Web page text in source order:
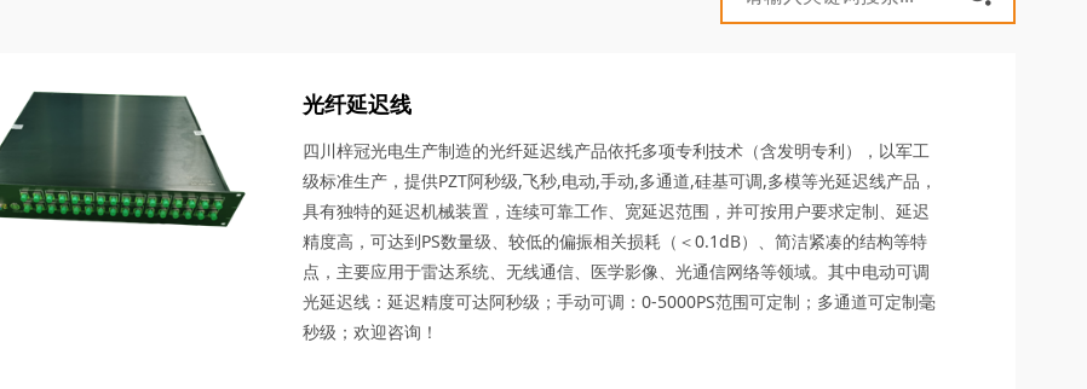
光纤延迟线
四川梓冠光电生产制造的光纤延迟线产品依托多项专利技术（含发明专利），以军工
级标准生产，提供PZT阿秒级,飞秒,电动,手动,多通道,硅基可调,多模等光延迟线产品，
具有独特的延迟机械装置，连续可靠工作、宽延迟范围，并可按用户要求定制、延迟
精度高，可达到PS数量级、较低的偏振相关损耗（＜0.1dB）、简洁紧凑的结构等特
点，主要应用于雷达系统、无线通信、医学影像、光通信网络等领域。其中电动可调
光延迟线：延迟精度可达阿秒级；手动可调：0-5000PS范围可定制；多通道可定制毫
秒级；欢迎咨询！